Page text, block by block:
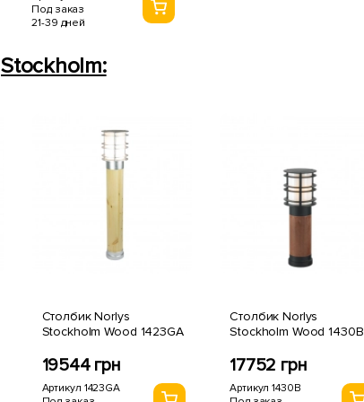
Под заказ
21-39 дней
Stockholm:
Столбик Norlys
Stockholm Wood 1423GA
19544 грн
Артикул 1423GA
Столбик Norlys
Stockholm Wood 1430B
17752 грн
Артикул 1430B